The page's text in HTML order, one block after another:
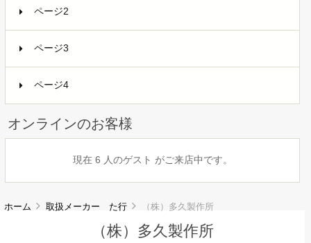
ページ2
ページ3
ページ4
オンラインのお客様
現在 6 人のゲスト がご来店中です。
ホーム 取扱メーカー た行 （株）多久製作所
（株）多久製作所